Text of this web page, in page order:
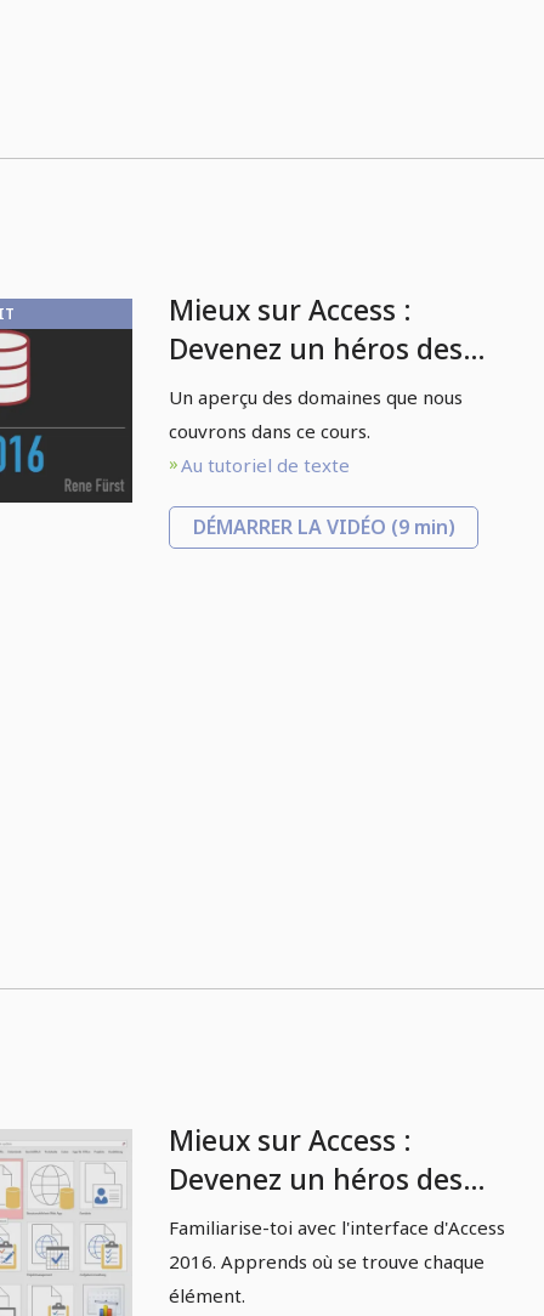
Mieux sur Access :
Devenez un héros des
données - 1.2
Entraînement Access
2016 : Programme
Un aperçu des domaines que nous
couvrons dans ce cours.
Au tutoriel de texte
DÉMARRER LA VIDÉO (9 min)
Mieux sur Access :
Devenez un héros des
données - 2.2 Access
2016: Interface.
Familiarise-toi avec l'interface d'Access
2016. Apprends où se trouve chaque
élément.